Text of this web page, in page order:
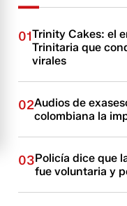
01Trinity Cakes: el
Trinitaria que
virales
02Audios de
colombiana la
03Policía dice que
fue voluntaria y